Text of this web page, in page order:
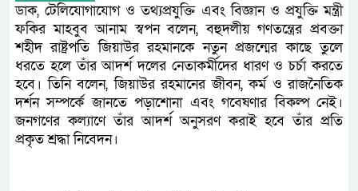
ডাক, টেলিযোগাযোগ ও তথ্যপ্রযুক্তি এবং বিজ্ঞান ও প্রযুক্তি মন্ত্রী
ফকির মাহবুব আনাম স্বপন বলেন, বহুদলীয় গণতন্ত্রের প্রবক্তা
শহীদ রাষ্ট্রপতি জিয়াউর রহমানকে নতুন প্রজন্মের কাছে তুলে
ধরতে হলে তাঁর আদর্শ দলের নেতাকর্মীদের ধারণ ও চর্চা করতে
হবে। তিনি বলেন, জিয়াউর রহমানের জীবন, কর্ম ও রাজনৈতিক
দর্শন সম্পর্কে জানতে পড়াশোনা এবং গবেষণার বিকল্প নেই।
জনগণের কল্যাণে তাঁর আদর্শ অনুসরণ করাই হবে তাঁর প্রতি
প্রকৃত শ্রদ্ধা নিবেদন।